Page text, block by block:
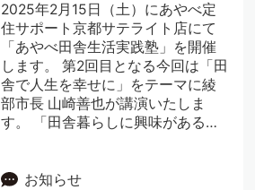
2025年2月15日（土）にあやべ定
住サポート京都サテライト店にて
「あやべ田舎生活実践塾」を開催
します。 第2回目となる今回は「田
舎で人生を幸せに」をテーマに綾
部市長 山崎善也が講演いたしま
す。 「田舎暮らしに興味がある…
お知らせ